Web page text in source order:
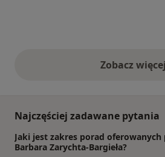
Zobacz więcej
opinie
Najczęściej zadawane pytania
Jaki jest zakres porad oferowanych
Barbara Zarychta-Bargieła?